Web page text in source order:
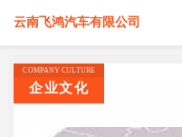
云南飞鸿汽车有限公司
COMPANY CULTURE
企业文化